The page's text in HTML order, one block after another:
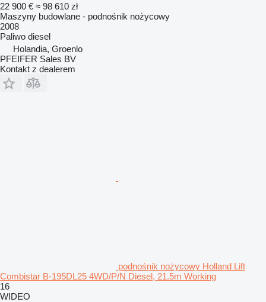
22 900 € ≈ 98 610 zł
Maszyny budowlane - podnośnik nożycowy
2008
Paliwo diesel
Holandia, Groenlo
PFEIFER Sales BV
Kontakt z dealerem
podnośnik nożycowy Holland Lift
Combistar B-195DL25 4WD/P/N Diesel, 21.5m Working
16
WIDEO